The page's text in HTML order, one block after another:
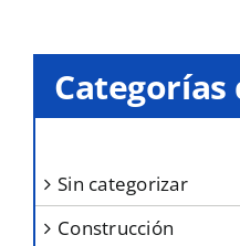
se
en
la
sin categorizar
construcción